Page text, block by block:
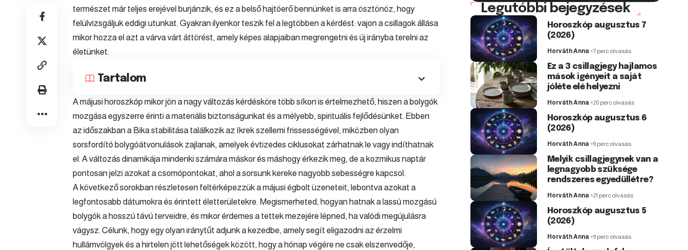
természet már teljes erejével burjánzik, és ez a belső hajtóerő bennünket is arra ösztönöz, hogy
felülvizsgáljuk eddigi utunkat. Gyakran ilyenkor teszik fel a legtöbben a kérdést: vajon a csillagok állása
mikor hozza el azt a várva várt áttörést, amely képes alapjaiban megrengetni és új irányba terelni az
életünket.
Tartalom
A májusihoroszkóp mikor jön a nagy változás kérdésköre több síkon is értelmezhető, hiszen a bolygók
mozgása egyszerre érinti a materiális biztonságunkat és a mélyebb, spirituális fejlődésünket. Ebben
az időszakban a Bikastabilitása találkozik az Ikrekszellemi frissességével, miközben olyan
sorsfordító bolygóátvonulások zajlanak, amelyek évtizedes ciklusokat zárhatnak le vagy indíthatnak
el. A változás dinamikája mindenki számára máskor és máshogy érkezik meg, de a kozmikus naptár
pontosan jelzi azokat a csomópontokat, ahol a sorsunk kereke nagyobb sebességre kapcsol.
A következő sorokban részletesen feltérképezzük a májusi égbolt üzeneteit, lebontva azokat a
legfontosabb dátumokra és érintett életterületekre. Megismerheted, hogyan hatnak a lassú mozgású
bolygók a hosszú távú terveidre, és mikor érdemes a tettek mezejére lépned, ha valódi megújulásra
vágysz. Célunk, hogy egy olyan iránytűt adjunk a kezedbe, amely segít eligazodni az érzelmi
hullámvölgyek és a hirtelen jött lehetőségek között, hogy a hónap végére ne csak elszenvedője,
Legutóbbi bejegyzések
Horoszkóp augusztus 7
(2026)
Horváth Anna 7 perc olvasás
Ez a 3 csillagjegy hajlamos
mások igényeit a saját
jóléte elé helyezni
Horváth Anna 20 perc olvasás
Horoszkóp augusztus 6
(2026)
Horváth Anna 9 perc olvasás
Melyik csillagjegynek van a
legnagyobb szüksége
rendszeres egyedüllétre?
Horváth Anna 21 perc olvasás
Horoszkóp augusztus 5
(2026)
Horváth Anna 9 perc olvasás